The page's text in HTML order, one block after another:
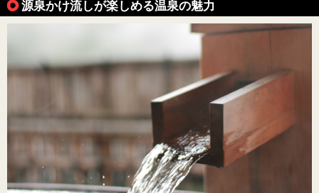
源泉かけ流しが楽しめる温泉の魅力